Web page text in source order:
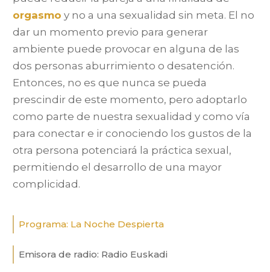
orgasmo y no a una sexualidad sin meta. El no
dar un momento previo para generar
ambiente puede provocar en alguna de las
dos personas aburrimiento o desatención.
Entonces, no es que nunca se pueda
prescindir de este momento, pero adoptarlo
como parte de nuestra sexualidad y como vía
para conectar e ir conociendo los gustos de la
otra persona potenciará la práctica sexual,
permitiendo el desarrollo de una mayor
complicidad.
Programa: La Noche Despierta
Emisora de radio: Radio Euskadi